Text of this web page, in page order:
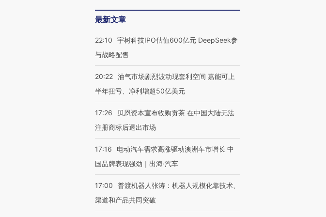
最新文章
22:10
宇树科技IPO估值600亿元 DeepSeek参
与战略配售
20:22 油气市场剧烈波动现套利空间 嘉能可上
半年扭亏、净利增超50亿美元
17:26
贝恩资本宣布收购贡茶 在中国大陆无法
注册商标后退出市场
17:16
电动汽车需求高涨驱动澳洲车市增长 中
国品牌表现强劲｜出海·汽车
17:00
普渡机器人张涛：机器人规模化靠技术、
渠道和产品共同突破